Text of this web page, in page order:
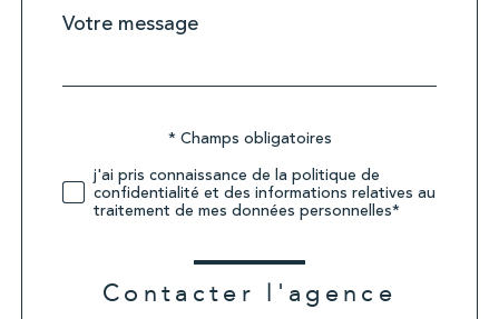
Fieldset
défaut
Message
*
Validation* Champs obligatoires
j'ai pris connaissance de la politique de
confidentialité et des informations relatives au
traitement de mes données personnelles*
Contacter l'agence